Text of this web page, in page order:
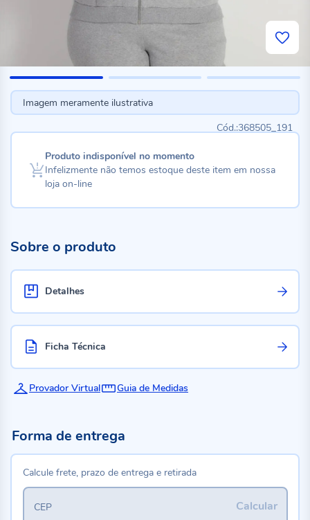
Imagem meramente ilustrativa
368505_191
Produto indisponível no momento
Infelizmente não temos estoque deste item em nossa
loja on-line
Sobre o produto
Detalhes
Ficha Técnica
Provador Virtual Guia de Medidas
Forma de entrega
Calcule frete, prazo de entrega e retirada
Calcular
CEP